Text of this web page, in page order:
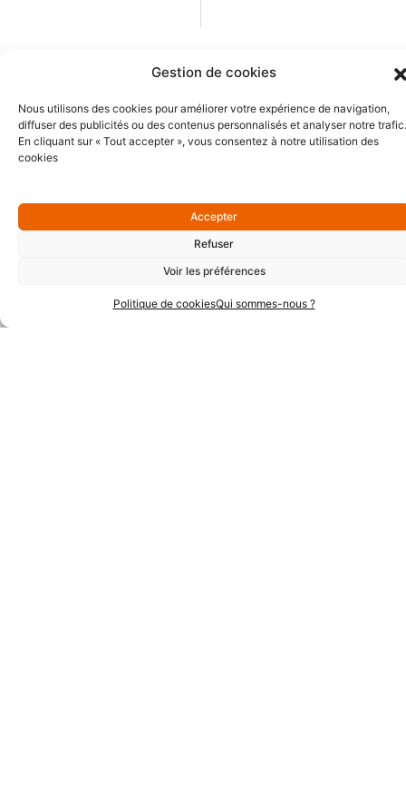
Gestion de cookies
Nous utilisons des cookies pour améliorer votre expérience de navigation,
diffuser des publicités ou des contenus personnalisés et analyser notre trafic.
En cliquant sur « Tout accepter », vous consentez à notre utilisation des
cookies
Accepter
Refuser
Voir les préférences
Politique de cookiesQui sommes-nous ?
Précédent
Précédent
Comment alléger le travail en élevage ?
Suivant
À Quimper, Cornoualia propose une formation pour devenir conducteur de machine avec des CDI à la clé